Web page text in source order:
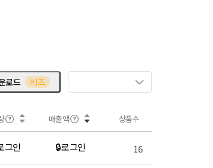
로드 비즈
매출액 상품수
그인 🔒 로그인 16